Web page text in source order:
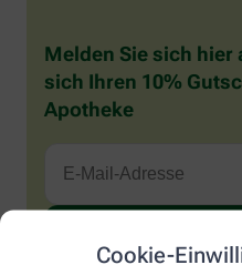
Cookie-
Melden Sie sich hier
sich Ihren 10%
Apotheke